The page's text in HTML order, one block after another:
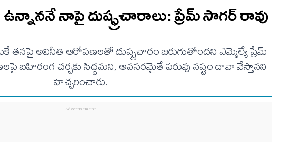
నాపై దుష్ఫ్రచారాలు: ప్రేమ్ సాగర్ రావు
తనపై అవినీతి ఆరోపణలతో దుష్ప్రచారం జరుగుతోందని ఎమ్మెల్యే ప్రేమ్
బహిరంగ చర్చకు సిద్ధమని, అవసరమైతే పరువు నష్టం దావా వేస్తానని
హెచ్చరించారు.